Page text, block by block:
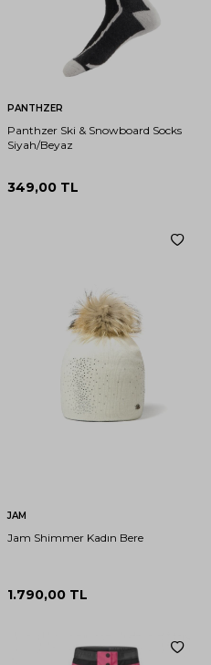
PANTHZER
Panthzer Ski & Snowboard Socks
Siyah/Beyaz
349,00 TL
JAM
Jam Shimmer Kadın Bere
1.790,00 TL